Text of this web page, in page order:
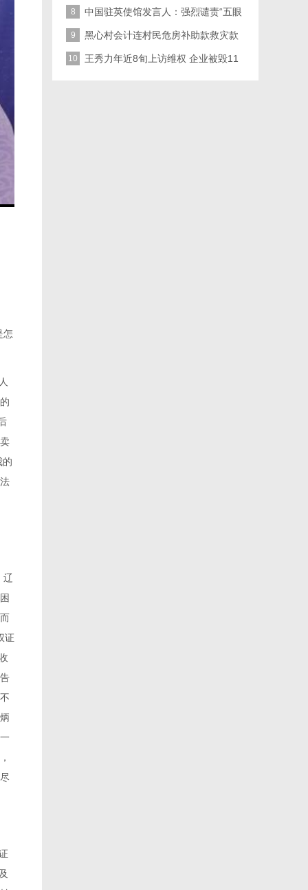
怎
的
证
尬
8 中国驻英使馆发言人：强烈谴责“五眼
联
9 黑心村会计连村民危房补助款救灾款
都敢
10 王秀力年近8旬上访维权 企业被毁11